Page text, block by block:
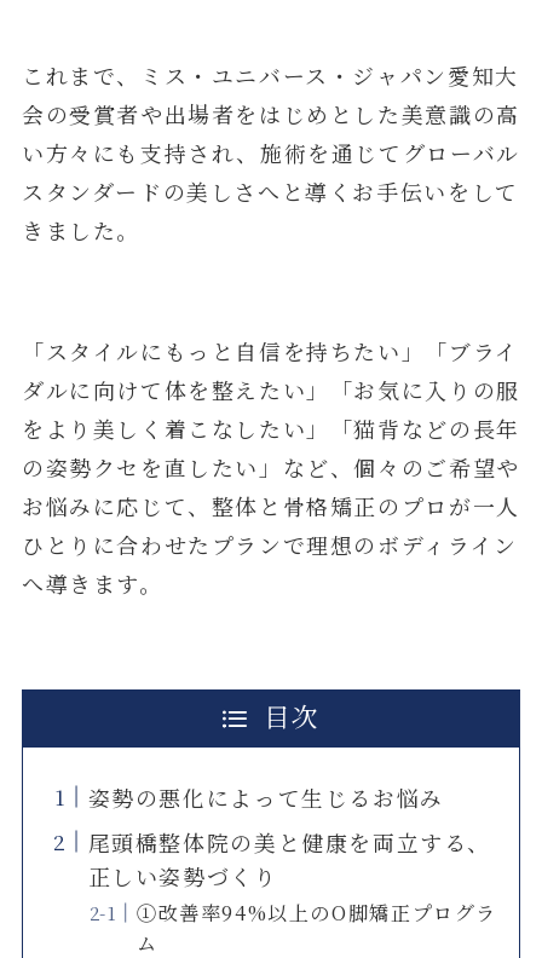
これまで、ミス・ユニバース・ジャパン愛知大
会の受賞者や出場者をはじめとした美意識の高
い方々にも支持され、施術を通じてグローバル
スタンダードの美しさへと導くお手伝いをして
きました。
「スタイルにもっと自信を持ちたい」「ブライ
ダルに向けて体を整えたい」「お気に入りの服
をより美しく着こなしたい」「猫背などの長年
の姿勢クセを直したい」など、個々のご希望や
お悩みに応じて、整体と骨格矯正のプロが一人
ひとりに合わせたプランで理想のボディライン
へ導きます。
目次
姿勢の悪化によって生じるお悩み
尾頭橋整体院の美と健康を両立する、
正しい姿勢づくり
①改善率94%以上のO脚矯正プログラ
ム